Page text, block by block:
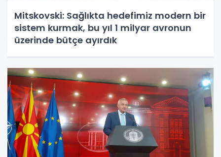
Mitskovski: Sağlıkta hedefimiz modern bir
sistem kurmak, bu yıl 1 milyar avronun
üzerinde bütçe ayırdık